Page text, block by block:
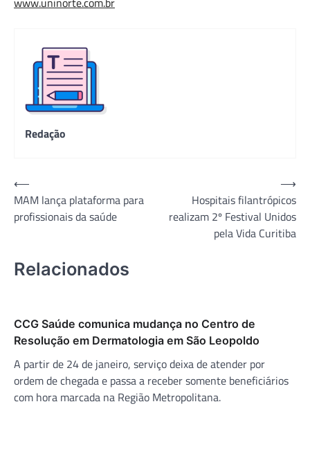
Redação
Navegação
de
Post
⟵
MAM lança plataforma para
profissionais da saúde
Hospitais filantrópicos
realizam 2º Festival Unidos
pela Vida Curitiba
⟶
Relacionados
CCG Saúde comunica mudança no Centro de
Resolução em Dermatologia em São Leopoldo
A partir de 24 de janeiro, serviço deixa de atender por
ordem de chegada e passa a receber somente beneficiários
com hora marcada na Região Metropolitana.